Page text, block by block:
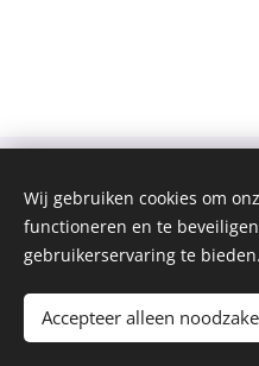
Jong
Wij gebruiken cookies om
functioneren en te
gebruikerservaring te bieden.
Accepteer alleen